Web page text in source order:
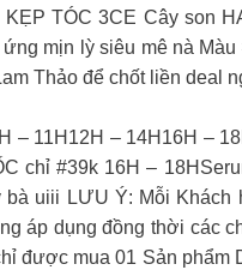
TÓC 3CE Cây son
mịn lỳ siêu mê nà
Thảo để chốt liền deal
– 11H12H – 14H16H –
chỉ #39k 16H –
uiii LƯU Ý: Mỗi
áp dụng đồng thời các
được mua 01 Sản